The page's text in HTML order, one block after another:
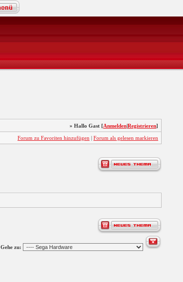
» Hallo Gast [Anmelden|Registrieren]
Forum zu Favoriten hinzufügen | Forum als gelesen markieren
Gehe zu: